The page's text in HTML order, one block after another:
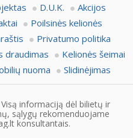
D.U.K.
Akcijos
Poilsinės kelionės
Privatumo politika
draudimas
Kelionės šeimai
nuoma Slidinėjimas
informaciją dėl bilietų ir
sąlygų rekomenduojame
konsultantais.